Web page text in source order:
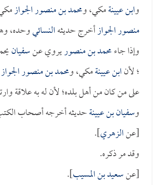
وابن عيينةمكي، ومحمد بن منصور الجواز
منصور الجوازأخرج حديثهالنسائيوحده،
وإذا جاءمحمد بن منصوريروي عنسفيان
؛ لأنابن عيينةمكي، ومحمد بن منصور الجواز
على من كان من أهل بلده؛ لأن له به علاقة
وسفيان بن عيينةحديثه أخرجه أصحاب
[عنالزهري].
وقد مر ذكره.
[عنسعيد بن المسيب].